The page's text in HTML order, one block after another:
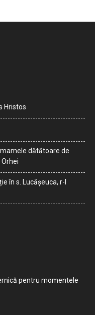
Hristos
dătătoare de
în s. Lucășeuca, r-l
pentru momentele